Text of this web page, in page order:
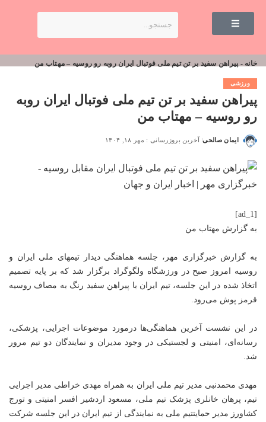
خانه - پیراهن سفید بر تن تیم ملی فوتبال ایران روبه رو روسیه – مهتاب من
ورزشی
پیراهن سفید بر تن تیم ملی فوتبال ایران روبه
رو روسیه – مهتاب من
ایمان صالحی آخرین بروزرسانی : مهر ۱۸, ۱۴۰۴
[ad_1]
به گزارش مهتاب من
به گزارش خبرگزاری مهر، جلسه هماهنگی دیدار تیمهای ملی ایران و
روسیه امروز صبح در ورزشگاه ولگوگراد برگزار شد که بر پایه تصمیم
اتخاذ شده در این جلسه، تیم ایران با پیراهن سفید رنگ به مصاف روسیه
قرمز پوش می‌رود.
در این نشست آخرین هماهنگی‌ها درمورد موضوعات اجرایی، پزشکی،
رسانه‌ای، امنیتی و لجستیکی در وجود مدیران و نمایندگان دو تیم مرور
شد.
مهدی محمدنبی مدیر تیم ملی ایران به همراه مهدی خراطی مدیر اجرایی
تیم، پرهان خانلری پزشک تیم ملی، مسعود اردشیر افسر امنیتی و تورج
کشاورز مدیر حمایتتیم ملی به نمایندگی از تیم ایران در این جلسه شرکت